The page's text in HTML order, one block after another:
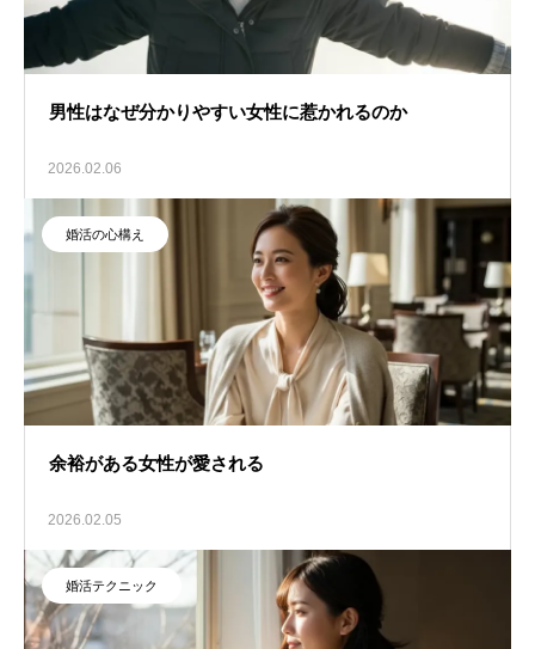
男性はなぜ分かりやすい女性に惹かれるのか
2026.02.06
婚活の心構え
余裕がある女性が愛される
2026.02.05
婚活テクニック